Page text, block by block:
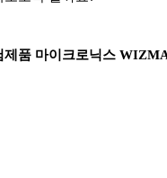
품 마이크로닉스